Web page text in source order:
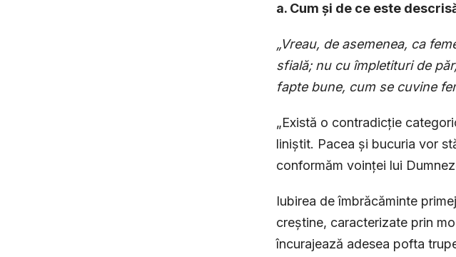
a. Cum și de ce este
„Vreau, de asemenea, ca
sfială; nu cu împletituri de
fapte bune, cum se cuvine
„Există o contradicție
liniștit. Pacea și bucuria vor
conformăm voinței lui
Iubirea de îmbrăcăminte
creștine, caracterizate prin
încurajează adesea pofta